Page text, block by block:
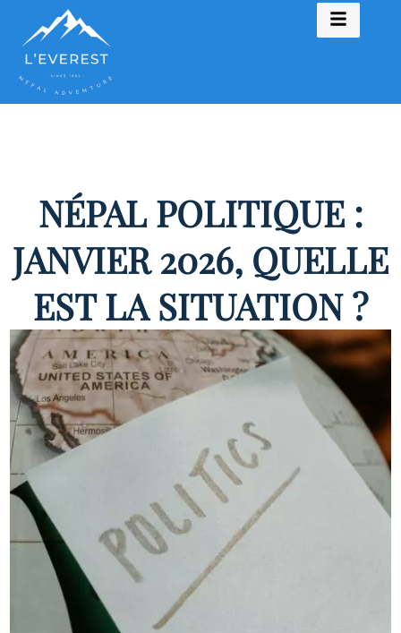
NÉPAL POLITIQUE :
JANVIER 2026, QUELLE
EST LA SITUATION ?